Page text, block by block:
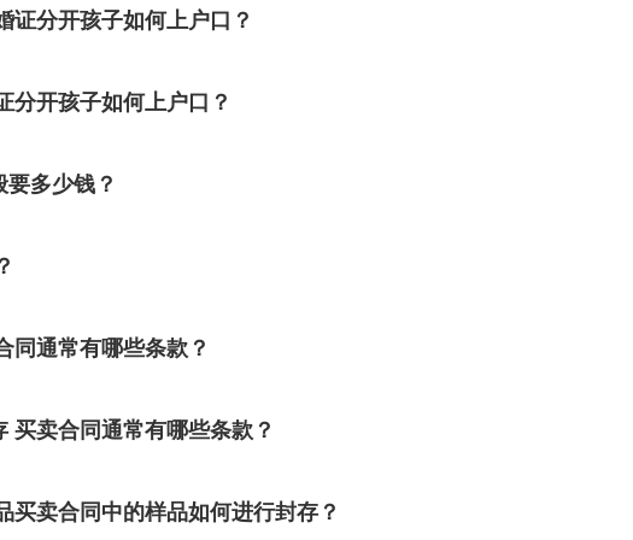
证分开孩子如何上户口？
分开孩子如何上户口？
多少钱？
同通常有哪些条款？
买卖合同通常有哪些条款？
买卖合同中的样品如何进行封存？